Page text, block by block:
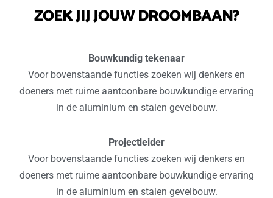
ZOEK JIJ JOUW DROOMBAAN?
Bouwkundig tekenaar
Voor bovenstaande functies zoeken wij denkers en
doeners met ruime aantoonbare bouwkundige ervaring
in de aluminium en stalen gevelbouw.
Projectleider
Voor bovenstaande functies zoeken wij denkers en
doeners met ruime aantoonbare bouwkundige ervaring
in de aluminium en stalen gevelbouw.